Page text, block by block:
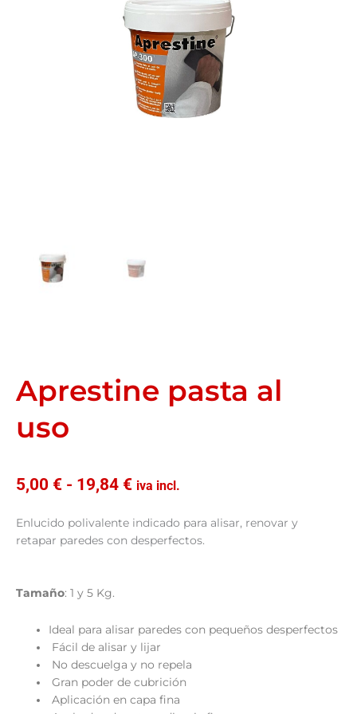
Aprestine pasta al
uso
5,00 € - 19,84 €Rango
precios:
desde
iva incl.
Enlucido polivalente indicado para alisar, renovar y
retapar paredes con desperfectos.
Tamaño: 1 y 5 Kg.
Ideal para alisar paredes con pequeños desperfectos
Fácil de alisar y lijar
No descuelga y no repela
Gran poder de cubrición
Aplicación en capa fina